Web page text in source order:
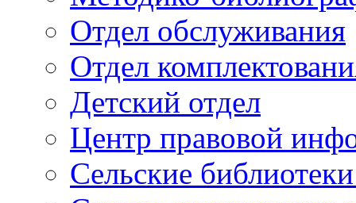
Отдел обслуживания
Отдел
Детский отдел
Центр правовой
Сельские